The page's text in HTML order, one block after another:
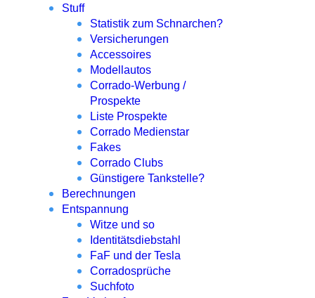
Stuff
Statistik zum Schnarchen?
Versicherungen
Accessoires
Modellautos
Corrado-Werbung /
Prospekte
Liste Prospekte
Corrado Medienstar
Fakes
Corrado Clubs
Günstigere Tankstelle?
Berechnungen
Entspannung
Witze und so
Identitätsdiebstahl
FaF und der Tesla
Corradosprüche
Suchfoto